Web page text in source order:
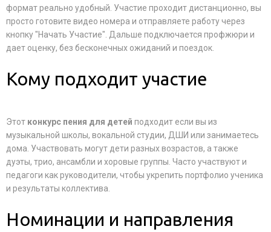
формат реально удобный. Участие проходит дистанционно, вы
просто готовите видео номера и отправляете работу через
кнопку "Начать Участие". Дальше подключается профжюри и
дает оценку, без бесконечных ожиданий и поездок.
Кому подходит участие
Этот конкурс пения для детей подходит если вы из
музыкальной школы, вокальной студии, ДШИ или занимаетесь
дома. Участвовать могут дети разных возрастов, а также
дуэты, трио, ансамбли и хоровые группы. Часто участвуют и
педагоги как руководители, чтобы укрепить портфолио ученика
и результаты коллектива.
Номинации и направления